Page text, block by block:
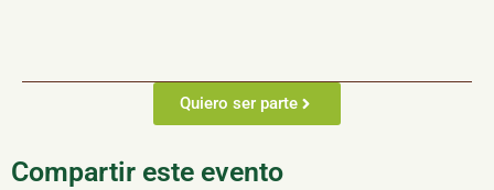
Quiero ser parte
Compartir este evento